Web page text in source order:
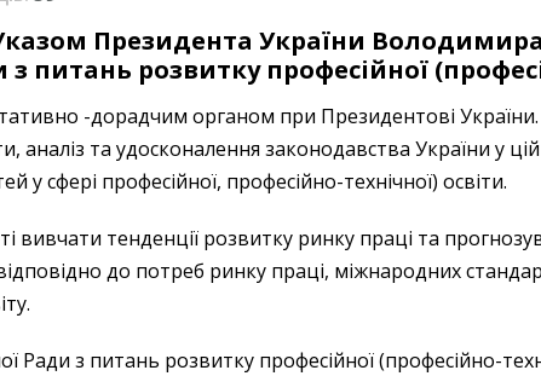
Президента України
питань розвитку професійної
-дорадчим органом при Президентові
аналіз та удосконалення законодавства України
у сфері професійної, професійно-технічної) освіти.
вивчати тенденції розвитку ринку праці та
до потреб ринку праці, міжнародних
Ради з питань розвитку професійної (професійно-